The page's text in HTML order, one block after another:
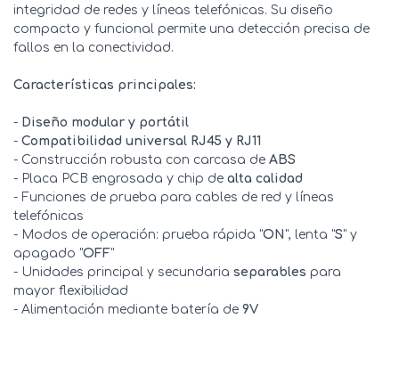
integridad de redes y líneas telefónicas. Su diseño
compacto y funcional permite una detección precisa de
fallos en la conectividad.
Características principales:
- Diseño modular y portátil
- Compatibilidad universal RJ45 y RJ11
- Construcción robusta con carcasa de ABS
- Placa PCB engrosada y chip de alta calidad
- Funciones de prueba para cables de red y líneas
telefónicas
- Modos de operación: prueba rápida "ON ", lenta "S" y
apagado "OFF"
- Unidades principal y secundaria separables para
mayor flexibilidad
- Alimentación mediante batería de 9V